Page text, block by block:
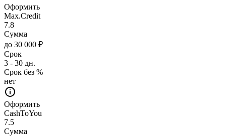
Оформить
Max.Credit
7.8
Сумма
до 30 000 ₽
Срок
3 - 30 дн.
Срок без %
нет
Оформить
CashToYou
7.5
Сумма